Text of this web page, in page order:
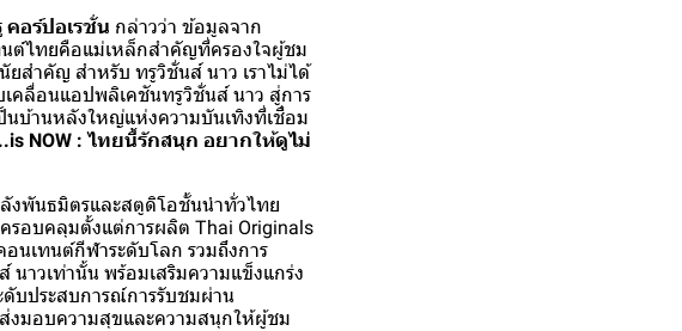
อร์ปอเรชั่น กล่าวว่า ข้อมูลจาก
นต์ไทยคือแม่เหล็กสำคัญที่ครองใจผู้ชม
สำคัญ สำหรับ ทรูวิชั่นส์ นาว เราไม่ได้
คลื่อนแอปพลิเคชันทรูวิชั่นส์ นาว สู่การ
นบ้านหลังใหญ่แห่งความบันเทิงที่เชื่อม
NOW : ไทยนี้รักสนุก อยากให้ดูไม่
งพันธมิตรและสตูดิโอชั้นนำทั่วไทย
ครอบคลุมตั้งแต่การผลิต Thai Originals
เทนต์กีฬาระดับโลก รวมถึงการ
าวเท่านั้น พร้อมเสริมความแข็งแกร่ง
บประสบการณ์การรับชมผ่าน
งมอบความสุขและความสนุกให้ผู้ชม